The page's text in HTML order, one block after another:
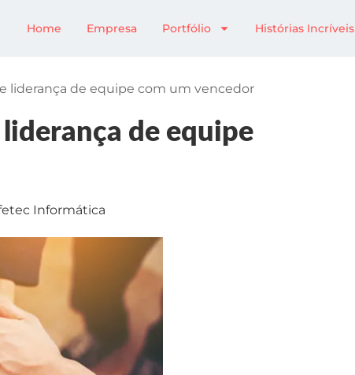
Home Empresa Portfólio Histórias Incríveis
liderança de equipe com um vencedor
de equipe
Informática